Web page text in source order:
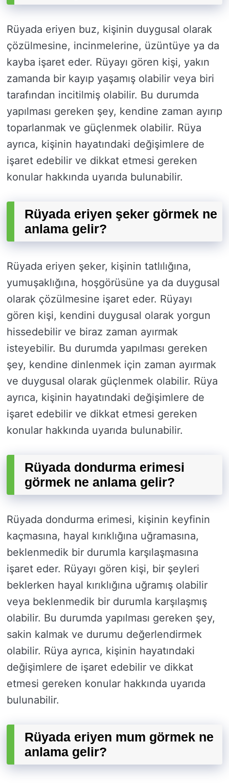
Rüyada eriyen buz, kişinin duygusal olarak
çözülmesine, incinmelerine, üzüntüye ya da
kayba işaret eder. Rüyayı gören kişi, yakın
zamanda bir kayıp yaşamış olabilir veya biri
tarafından incitilmiş olabilir. Bu durumda
yapılması gereken şey, kendine zaman ayırıp
toparlanmak ve güçlenmek olabilir. Rüya
ayrıca, kişinin hayatındaki değişimlere de
işaret edebilir ve dikkat etmesi gereken
konular hakkında uyarıda bulunabilir.
Rüyada eriyen şeker görmek ne
anlama gelir?
Rüyada eriyen şeker, kişinin tatlılığına,
yumuşaklığına, hoşgörüsüne ya da duygusal
olarak çözülmesine işaret eder. Rüyayı
gören kişi, kendini duygusal olarak yorgun
hissedebilir ve biraz zaman ayırmak
isteyebilir. Bu durumda yapılması gereken
şey, kendine dinlenmek için zaman ayırmak
ve duygusal olarak güçlenmek olabilir. Rüya
ayrıca, kişinin hayatındaki değişimlere de
işaret edebilir ve dikkat etmesi gereken
konular hakkında uyarıda bulunabilir.
Rüyada dondurma erimesi
görmek ne anlama gelir?
Rüyada dondurma erimesi, kişinin keyfinin
kaçmasına, hayal kırıklığına uğramasına,
beklenmedik bir durumla karşılaşmasına
işaret eder. Rüyayı gören kişi, bir şeyleri
beklerken hayal kırıklığına uğramış olabilir
veya beklenmedik bir durumla karşılaşmış
olabilir. Bu durumda yapılması gereken şey,
sakin kalmak ve durumu değerlendirmek
olabilir. Rüya ayrıca, kişinin hayatındaki
değişimlere de işaret edebilir ve dikkat
etmesi gereken konular hakkında uyarıda
bulunabilir.
Rüyada eriyen mum görmek ne
anlama gelir?